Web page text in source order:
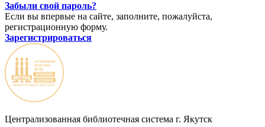
Забыли свой пароль?
Если вы впервые на сайте, заполните, пожалуйста,
регистрационную форму.
Зарегистрироваться
Централизованная библиотечная система г. Якутск